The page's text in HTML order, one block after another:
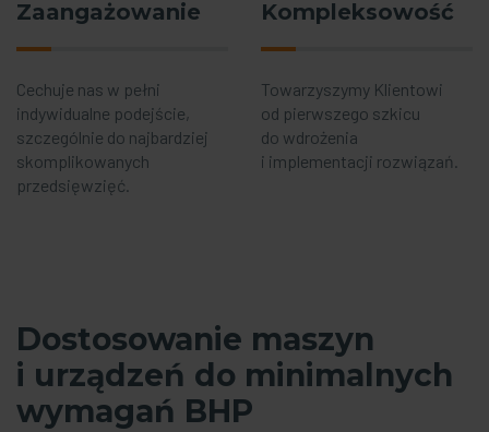
Zaangażowanie
Cechuje nas w pełni
indywidualne podejście,
szczególnie do najbardziej
skomplikowanych
przedsięwzięć.
Kompleksowość
Towarzyszymy Klientowi
od pierwszego szkicu
do wdrożenia
i implementacji rozwiązań.
Dostosowanie maszyn
i urządzeń do minimalnych
wymagań BHP